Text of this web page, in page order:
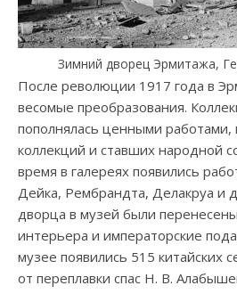
Зимний дворец Эрмитажа,
После революции 1917 года в
весомые преобразования.
пополнялась ценными работами,
коллекций и ставших народной
время в галереях появились
Дейка, Рембрандта, Делакруа и
дворца в музей были
интерьера и императорские
музее появились 515 китайских
от переплавки спас Н. В.